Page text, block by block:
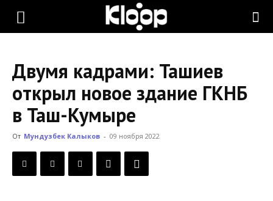
KLOOP.KG
Новости
Кыргызстана
Двумя кадрами: Ташиев
открыл новое здание ГКНБ
в Таш-Кумыре
От Мундузбек Калыков - 09 ноября 2022